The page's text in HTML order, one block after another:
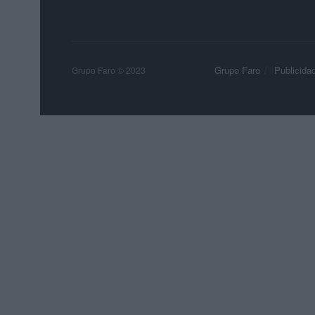
Grupo Faro Publicidad
Grupo Faro © 2023